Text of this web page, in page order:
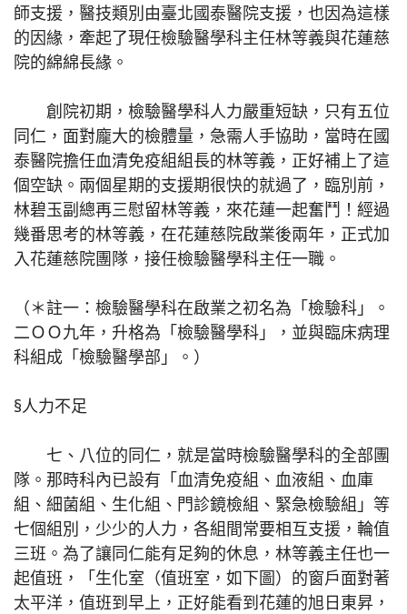
師支援，醫技類別由臺北國泰醫院支援，也因為這樣
的因緣，牽起了現任檢驗醫學科主任林等義與花蓮慈
院的綿綿長緣。
創院初期，檢驗醫學科人力嚴重短缺，只有五位
同仁，面對龐大的檢體量，急需人手協助，當時在國
泰醫院擔任血清免疫組組長的林等義，正好補上了這
個空缺。兩個星期的支援期很快的就過了，臨別前，
林碧玉副總再三慰留林等義，來花蓮一起奮鬥！經過
幾番思考的林等義，在花蓮慈院啟業後兩年，正式加
入花蓮慈院團隊，接任檢驗醫學科主任一職。
（＊註一：檢驗醫學科在啟業之初名為「檢驗科」。
二ＯＯ九年，升格為「檢驗醫學科」，並與臨床病理
科組成「檢驗醫學部」。）
§人力不足
七、八位的同仁，就是當時檢驗醫學科的全部團
隊。那時科內已設有「血清免疫組、血液組、血庫
組、細菌組、生化組、門診鏡檢組、緊急檢驗組」等
七個組別，少少的人力，各組間常要相互支援，輪值
三班。為了讓同仁能有足夠的休息，林等義主任也一
起值班，「生化室（值班室，如下圖）的窗戶面對著
太平洋，值班到早上，正好能看到花蓮的旭日東昇，